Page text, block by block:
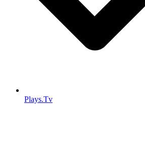
Plays.Tv